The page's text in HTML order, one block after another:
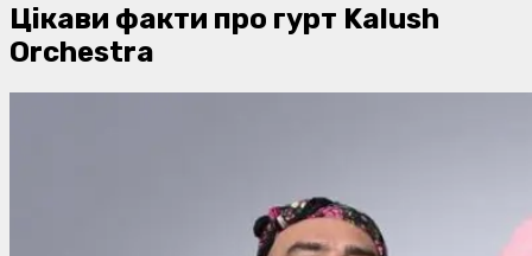
​Цікави факти про гурт Kalush
Orchestra